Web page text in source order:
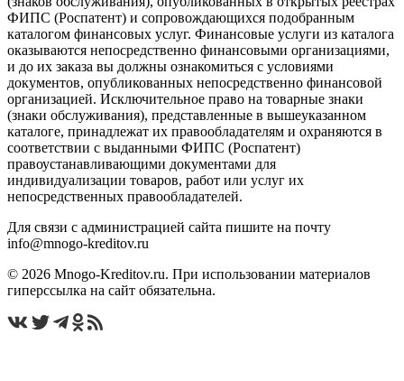
ФИПС (Роспатент) и сопровождающихся подобранным
каталогом финансовых услуг. Финансовые услуги из каталога
оказываются непосредственно финансовыми организациями,
и до их заказа вы должны ознакомиться с условиями
документов, опубликованных непосредственно финансовой
организацией. Исключительное право на товарные знаки
(знаки обслуживания), представленные в вышеуказанном
каталоге, принадлежат их правообладателям и охраняются в
соответствии с выданными ФИПС (Роспатент)
правоустанавливающими документами для
индивидуализации товаров, работ или услуг их
непосредственных правообладателей.
Для связи с администрацией сайта пишите на почту
info@mnogo-kreditov.ru
© 2026 Mnogo-Kreditov.ru. При использовании материалов
гиперссылка на сайт обязательна.